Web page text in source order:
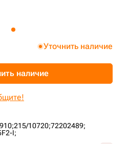
215/10720;72202489;
I;
Уточнить наличие
наличие